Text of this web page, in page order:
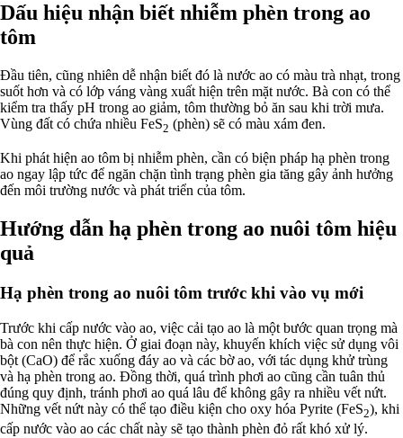
Dấu hiệu nhận biết nhiễm phèn trong ao
tôm
Đầu tiên, cũng nhiên dễ nhận biết đó là nước ao có màu trà nhạt, trong
suốt hơn và có lớp váng vàng xuất hiện trên mặt nước. Bà con có thể
kiểm tra thấy pH trong ao giảm, tôm thường bỏ ăn sau khi trời mưa.
Vùng đất có chứa nhiều FeS2 (phèn) sẽ có màu xám đen.
Khi phát hiện ao tôm bị nhiễm phèn, cần có biện pháp hạ phèn trong
ao ngay lập tức để ngăn chặn tình trạng phèn gia tăng gây ảnh hưởng
đến môi trường nước và phát triển của tôm.
Hướng dẫn hạ phèn trong ao nuôi tôm hiệu
quả
Hạ phèn trong ao nuôi tôm trước khi vào vụ mới
Trước khi cấp nước vào ao, việc cải tạo ao là một bước quan trọng mà
bà con nên thực hiện. Ở giai đoạn này, khuyến khích việc sử dụng vôi
bột (CaO) để rắc xuống đáy ao và các bờ ao, với tác dụng khử trùng
và hạ phèn trong ao. Đồng thời, quá trình phơi ao cũng cần tuân thủ
đúng quy định, tránh phơi ao quá lâu để không gây ra nhiều vết nứt.
Những vết nứt này có thể tạo điều kiện cho oxy hóa Pyrite (FeS2), khi
cấp nước vào ao các chất này sẽ tạo thành phèn đỏ rất khó xử lý.